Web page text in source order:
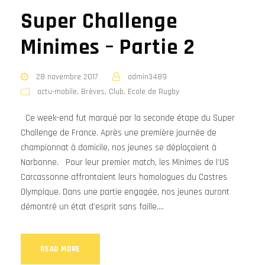
Super Challenge
Minimes – Partie 2
28 novembre 2017
admin3489
actu-mobile, Brèves, Club, Ecole de Rugby
Ce week-end fut marqué par la seconde étape du Super
Challenge de France. Après une première journée de
championnat à domicile, nos jeunes se déplaçaient à
Narbonne. Pour leur premier match, les Minimes de l’US
Carcassonne affrontaient leurs homologues du Castres
Olympique. Dans une partie engagée, nos jeunes auront
démontré un état d’esprit sans faille....
READ MORE